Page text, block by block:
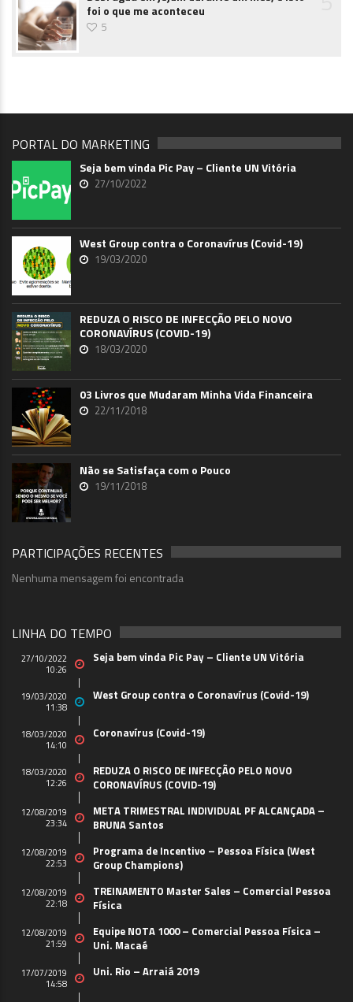
foi o que me aconteceu
5
PORTAL DO MARKETING
Seja bem vinda Pic Pay – Cliente UN Vitória
27/10/2022
West Group contra o Coronavírus (Covid-19)
19/03/2020
REDUZA O RISCO DE INFECÇÃO PELO NOVO
CORONAVÍRUS (COVID-19)
18/03/2020
03 Livros que Mudaram Minha Vida Financeira
22/11/2018
Não se Satisfaça com o Pouco
19/11/2018
PARTICIPAÇÕES RECENTES
Nenhuma mensagem foi encontrada
LINHA DO TEMPO
27/10/2022
10:26
Seja bem vinda Pic Pay – Cliente UN Vitória
19/03/2020
11:38
West Group contra o Coronavírus (Covid-19)
18/03/2020
14:10
Coronavírus (Covid-19)
18/03/2020
12:26
REDUZA O RISCO DE INFECÇÃO PELO NOVO
CORONAVÍRUS (COVID-19)
12/08/2019
23:34
META TRIMESTRAL INDIVIDUAL PF ALCANÇADA –
BRUNA Santos
12/08/2019
22:53
Programa de Incentivo – Pessoa Física (West
Group Champions)
12/08/2019
22:18
TREINAMENTO Master Sales – Comercial Pessoa
Física
12/08/2019
21:59
Equipe NOTA 1000 – Comercial Pessoa Física –
Uni. Macaé
17/07/2019
14:58
Uni. Rio – Arraiá 2019